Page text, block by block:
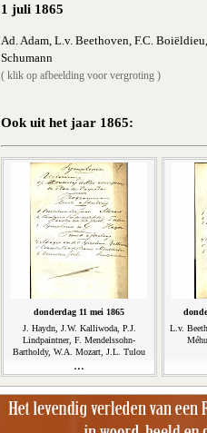
1 juli 1865
Ad. Adam, L.v. Beethoven, F.C.
Schumann
( klik op afbeelding voor vergroting )
Ook uit het jaar 1865:
donderdag 11 mei 1865
J. Haydn, J.W. Kalliwoda, P.J.
Lindpaintner, F. Mendelssohn-
Bartholdy, W.A. Mozart, J.L. Tulou
L.v.